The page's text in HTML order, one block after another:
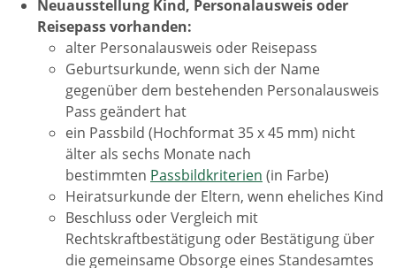
Neuausstellung Kind, Personalausweis oder
Reisepass vorhanden:
alter Personalausweis oder Reisepass
Geburtsurkunde, wenn sich der Name
gegenüber dem bestehenden Personalausweis
Pass geändert hat
ein Passbild (Hochformat 35 x 45 mm) nicht
älter als sechs Monate nach
bestimmten Passbildkriterien (in Farbe)
Heiratsurkunde der Eltern, wenn eheliches Kind
Beschluss oder Vergleich mit
Rechtskraftbestätigung oder Bestätigung über
die gemeinsame Obsorge eines Standesamtes